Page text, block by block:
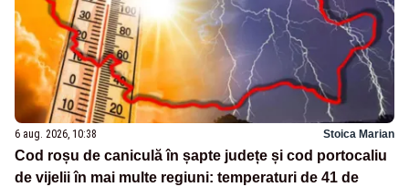
6 aug. 2026, 10:38 Stoica Marian
Cod roșu de caniculă în șapte județe și cod portocaliu
de vijelii în mai multe regiuni: temperaturi de 41 de